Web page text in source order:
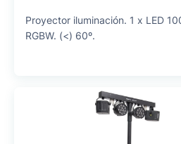
Proyector iluminación. 1 x LED
RGBW. (<) 60º.